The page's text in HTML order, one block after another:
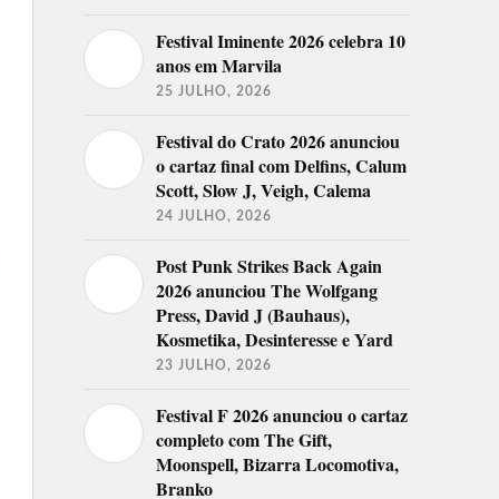
Festival Iminente 2026 celebra 10
anos em Marvila
25 JULHO, 2026
Festival do Crato 2026 anunciou
o cartaz final com Delfins, Calum
Scott, Slow J, Veigh, Calema
24 JULHO, 2026
Post Punk Strikes Back Again
2026 anunciou The Wolfgang
Press, David J (Bauhaus),
Kosmetika, Desinteresse e Yard
23 JULHO, 2026
Festival F 2026 anunciou o cartaz
completo com The Gift,
Moonspell, Bizarra Locomotiva,
Branko